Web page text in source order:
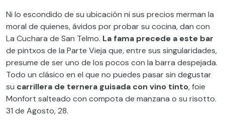
Ni lo escondido de su ubicación ni sus precios merman la
moral de quienes, ávidos por probar su cocina, dan con
La Cuchara de San Telmo. La fama precede a este bar
de pintxos de la Parte Vieja que, entre sus singularidades,
presume de ser uno de los pocos con la barra despejada.
Todo un clásico en el que no puedes pasar sin degustar
su carrillera de ternera guisada con vino tinto, foie
Monfort salteado con compota de manzana o su risotto.
31 de Agosto, 28.